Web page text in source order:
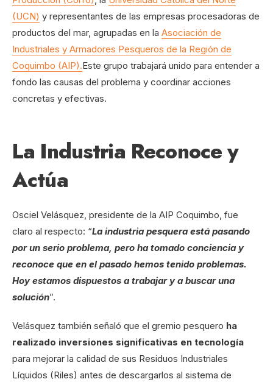
(UCN) y representantes de las empresas procesadoras de
productos del mar, agrupadas en la Asociación de
Industriales y Armadores Pesqueros de la Región de
Coquimbo (AIP).Este grupo trabajará unido para entender a
fondo las causas del problema y coordinar acciones
concretas y efectivas.
La Industria Reconoce y
Actúa
Osciel Velásquez, presidente de la AIP Coquimbo, fue
claro al respecto: “La industria pesquera está pasando
por un serio problema, pero ha tomado conciencia y
reconoce que en el pasado hemos tenido problemas.
Hoy estamos dispuestos a trabajar y a buscar una
solución”.
Velásquez también señaló que el gremio pesquero ha
realizado inversiones significativas en tecnología
para mejorar la calidad de sus Residuos Industriales
Líquidos (Riles) antes de descargarlos al sistema de